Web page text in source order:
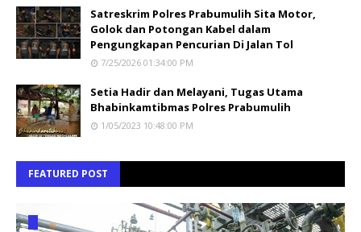
Satreskrim Polres Prabumulih Sita Motor,
Golok dan Potongan Kabel dalam
Pengungkapan Pencurian Di Jalan Tol
7/25/2026 01:34:00 PM
Setia Hadir dan Melayani, Tugas Utama
Bhabinkamtibmas Polres Prabumulih
1/05/2023 10:48:00 PM
FEATURED POST